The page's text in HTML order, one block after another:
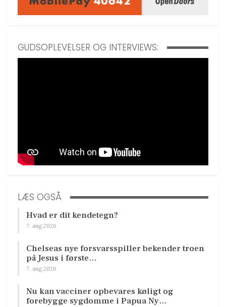
GUDSOPLEVELSER OG INTERVIEWS:
LÆS OGSÅ
Hvad er dit kendetegn?
7. aug 2026
Chelseas nye forsvarsspiller bekender troen
på Jesus i første…
7. aug 2026
Nu kan vacciner opbevares køligt og
forebygge sygdomme i Papua Ny…